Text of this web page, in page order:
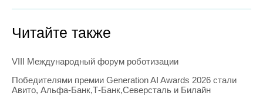
Читайте также
VIII Международный форум роботизации
Победителями премии Generation AI Awards 2026 стали
Авито, Альфа-Банк,Т-Банк,Северсталь и Билайн